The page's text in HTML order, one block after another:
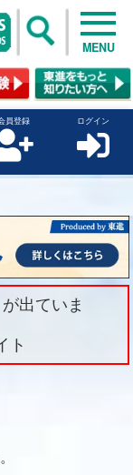
MENU
員登録 ログイン
出ていま
ト